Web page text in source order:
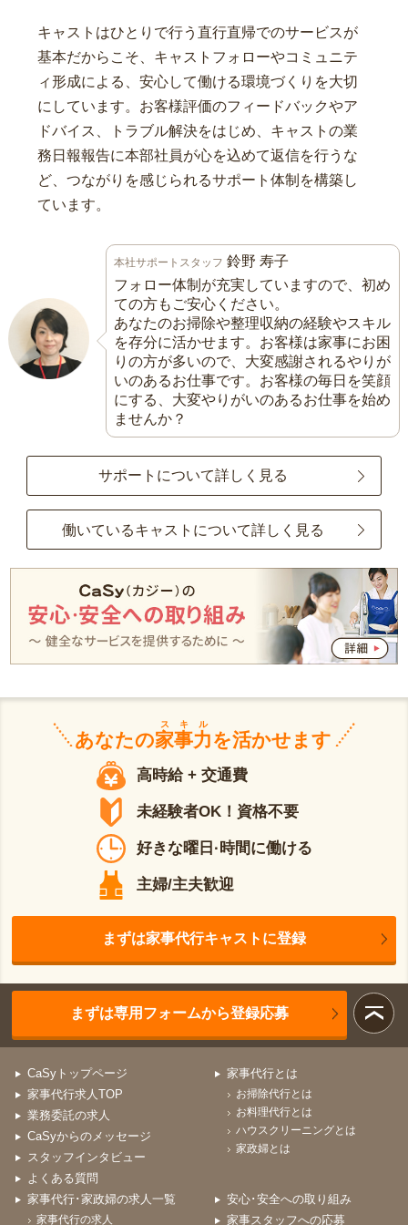
キャストはひとりで行う直行直帰でのサービスが
基本だからこそ、キャストフォローやコミュニテ
ィ形成による、安心して働ける環境づくりを大切
にしています。お客様評価のフィードバックやア
ドバイス、トラブル解決をはじめ、キャストの業
務日報報告に本部社員が心を込めて返信を行うな
ど、つながりを感じられるサポート体制を構築し
ています。
本社サポートスタッフ 鈴野 寿子
フォロー体制が充実していますので、初め
ての方もご安心ください。
あなたのお掃除や整理収納の経験やスキル
を存分に活かせます。お客様は家事にお困
りの方が多いので、大変感謝されるやりが
いのあるお仕事です。お客様の毎日を笑顔
にする、大変やりがいのあるお仕事を始め
ませんか？
サポートについて詳しく見る
働いているキャストについて詳しく見る
あなたの家事力
スキル
を活かせます
高時給 + 交通費
未経験者OK！資格不要
好きな曜日·時間に働ける
主婦/主夫歓迎
まずは家事代行キャストに登録
まずは専用フォームから登録応募
CaSyトップページ
家事代行求人TOP
業務委託の求人
CaSyからのメッセージ
スタッフインタビュー
よくある質問
家事代行とは
お掃除代行とは
お料理代行とは
ハウスクリーニングとは
家政婦とは
家事代行･家政婦の求人一覧
家事代行の求人
安心･安全への取り組み
家事スタッフへの応募